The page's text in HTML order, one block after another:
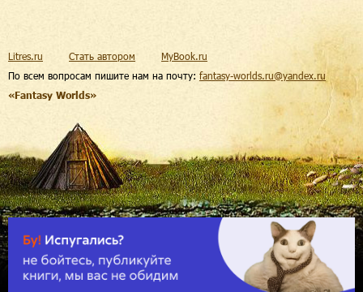
По всем вопросам пишите нам на почту: fantasy-worlds.ru@yandex.ru
«Fantasy Worlds»
Litres.ru Стать автором MyBook.ru